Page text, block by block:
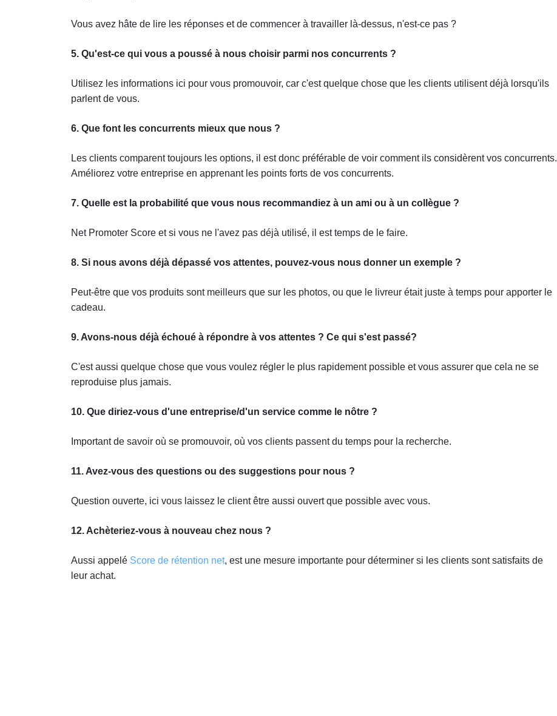
Vous avez hâte de lire les réponses et de commencer à travailler là-dessus, n'est-ce pas ?
5. Qu'est-ce qui vous a poussé à nous choisir parmi nos concurrents ?
Utilisez les informations ici pour vous promouvoir, car c'est quelque chose que les clients utilisent déjà lorsqu'ils
parlent de vous.
6. Que font les concurrents mieux que nous ?
Les clients comparent toujours les options, il est donc préférable de voir comment ils considèrent vos concurrents.
Améliorez votre entreprise en apprenant les points forts de vos concurrents.
7. Quelle est la probabilité que vous nous recommandiez à un ami ou à un collègue ?
Net Promoter Score et si vous ne l'avez pas déjà utilisé, il est temps de le faire.
8. Si nous avons déjà dépassé vos attentes, pouvez-vous nous donner un exemple ?
Peut-être que vos produits sont meilleurs que sur les photos, ou que le livreur était juste à temps pour apporter le
cadeau.
9. Avons-nous déjà échoué à répondre à vos attentes ? Ce qui s'est passé?
C'est aussi quelque chose que vous voulez régler le plus rapidement possible et vous assurer que cela ne se
reproduise plus jamais.
10. Que diriez-vous d'une entreprise/d'un service comme le nôtre ?
Important de savoir où se promouvoir, où vos clients passent du temps pour la recherche.
11. Avez-vous des questions ou des suggestions pour nous ?
Question ouverte, ici vous laissez le client être aussi ouvert que possible avec vous.
12. Achèteriez-vous à nouveau chez nous ?
Aussi appelé Score de rétention net, est une mesure importante pour déterminer si les clients sont satisfaits de
leur achat.